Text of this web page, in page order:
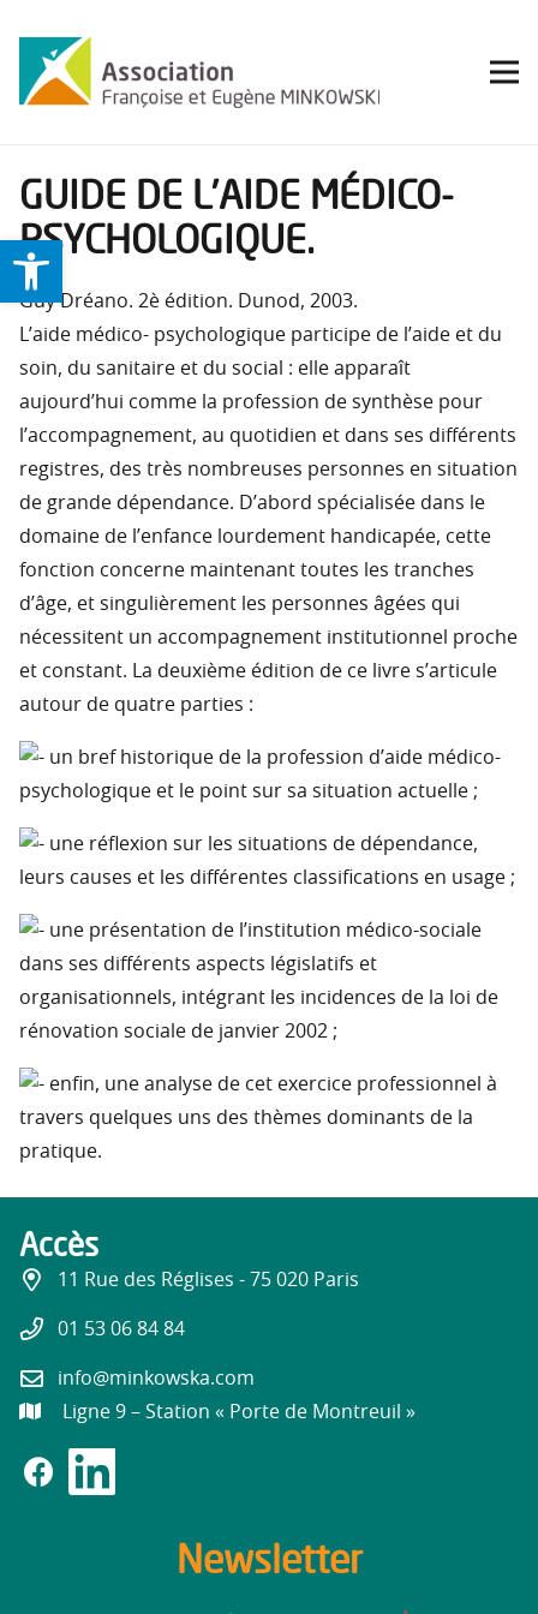
Ouvrir la barre d’outils
GUIDE DE L’AIDE MÉDICO-
PSYCHOLOGIQUE.
Guy Dréano. 2è édition. Dunod, 2003.
L’aide médico- psychologique participe de l’aide et du
soin, du sanitaire et du social : elle apparaît
aujourd’hui comme la profession de synthèse pour
l’accompagnement, au quotidien et dans ses différents
registres, des très nombreuses personnes en situation
de grande dépendance. D’abord spécialisée dans le
domaine de l’enfance lourdement handicapée, cette
fonction concerne maintenant toutes les tranches
d’âge, et singulièrement les personnes âgées qui
nécessitent un accompagnement institutionnel proche
et constant. La deuxième édition de ce livre s’articule
autour de quatre parties :
un bref historique de la profession d’aide médico-
psychologique et le point sur sa situation actuelle ;
une réflexion sur les situations de dépendance,
leurs causes et les différentes classifications en usage ;
une présentation de l’institution médico-sociale
dans ses différents aspects législatifs et
organisationnels, intégrant les incidences de la loi de
rénovation sociale de janvier 2002 ;
enfin, une analyse de cet exercice professionnel à
travers quelques uns des thèmes dominants de la
pratique.
Accès
11 Rue des Réglises - 75 020 Paris
01 53 06 84 84
info@minkowska.com
Ligne 9 – Station « Porte de Montreuil »
Newsletter